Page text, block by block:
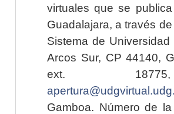
virtuales que se
Guadalajara, a través
Sistema de
Arcos Sur, CP 44140,
ext.
Gamboa. Número de